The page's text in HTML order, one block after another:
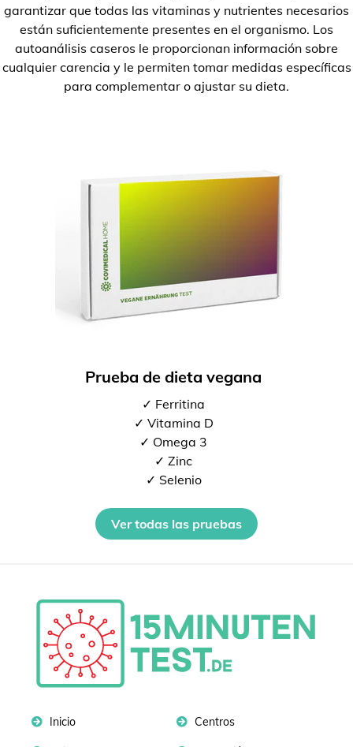
garantizar que todas las vitaminas y nutrientes necesarios
están suficientemente presentes en el organismo. Los
autoanálisis caseros le proporcionan información sobre
cualquier carencia y le permiten tomar medidas específicas
para complementar o ajustar su dieta.
Prueba de dieta vegana
✓ Ferritina
✓ Vitamina D
✓ Omega 3
✓ Zinc
✓ Selenio
Ver todas las pruebas
Inicio Centros